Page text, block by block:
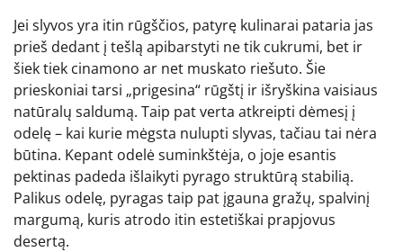
Jei slyvos yra itin rūgščios, patyrę kulinarai pataria jas
prieš dedant į tešlą apibarstyti ne tik cukrumi, bet ir
šiek tiek cinamono ar net muskato riešuto. Šie
prieskoniai tarsi „prigesina“ rūgštį ir išryškina vaisiaus
natūralų saldumą. Taip pat verta atkreipti dėmesį į
odelę – kai kurie mėgsta nulupti slyvas, tačiau tai nėra
būtina. Kepant odelė suminkštėja, o joje esantis
pektinas padeda išlaikyti pyrago struktūrą stabilią.
Palikus odelę, pyragas taip pat įgauna gražų, spalvinį
margumą, kuris atrodo itin estetiškai prapjovus
desertą.